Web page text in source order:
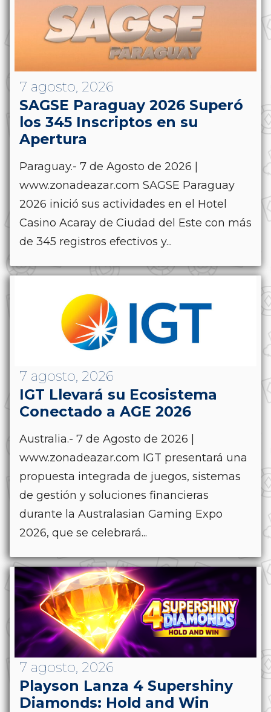
7 agosto, 2026
SAGSE Paraguay 2026 Superó
los 345 Inscriptos en su
Apertura
Paraguay.- 7 de Agosto de 2026 |
www.zonadeazar.com SAGSE Paraguay
2026 inició sus actividades en el Hotel
Casino Acaray de Ciudad del Este con más
de 345 registros efectivos y...
7 agosto, 2026
IGT Llevará su Ecosistema
Conectado a AGE 2026
Australia.- 7 de Agosto de 2026 |
www.zonadeazar.com IGT presentará una
propuesta integrada de juegos, sistemas
de gestión y soluciones financieras
durante la Australasian Gaming Expo
2026, que se celebrará...
7 agosto, 2026
Playson Lanza 4 Supershiny
Diamonds: Hold and Win